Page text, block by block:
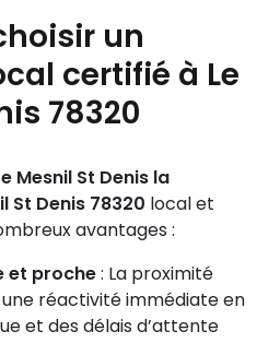
un
certifié à Le
78320
Mesnil St Denis la
St Denis 78320 local et
avantages :
et proche: La proximité
réactivité immédiate en
et des délais d’attente